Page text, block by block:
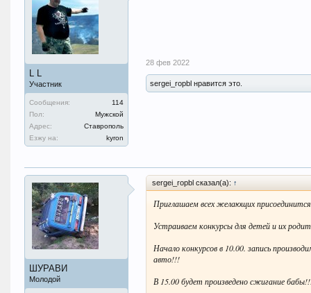
L L
Участник
Сообщения:
114
Пол:
Мужской
Адрес:
Ставрополь
Езжу на:
kyron
28 фев 2022
sergei_ropbl нравится это.
ШУРАВИ
Молодой
sergei_ropbl сказал(а): ↑
Приглашаем всех желающих
Устраиваем конкурсы для детей и их
Начало конкурсов в 10.00. запись
авто!!!
В 15.00 будет произведено сжигание